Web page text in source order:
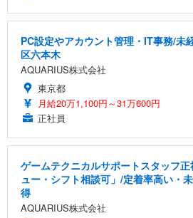
PC設定やアカウント管理・IT事務/未
区六本木
AQUARIUS株式会社
東京都
月給20万1,100円～31万600円
正社員
ゲームテクニカルサポートスタッフ
ュー・シフト相談可」/定着率高い・
得
AQUARIUS株式会社